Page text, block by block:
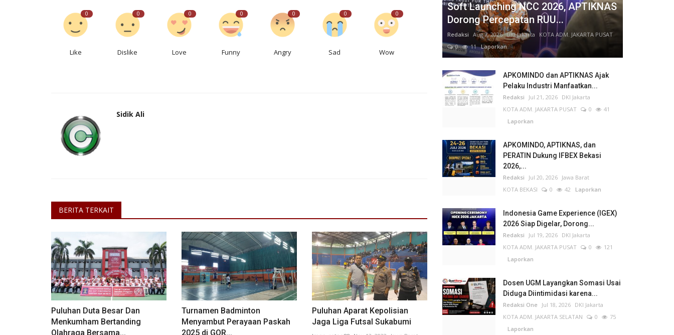
0
Like
0
Dislike
0
Love
0
Funny
0
Angry
0
Sad
0
Wow
Sidik Ali
BERITA TERKAIT
Puluhan Duta Besar Dan
Menkumham Bertanding
Olahraga Bersama...
Turnamen Badminton
Menyambut Perayaan Paskah
2025 di GOR...
Puluhan Aparat Kepolisian
Jaga Liga Futsal Sukabumi
Soft Launching NCC 2026, APTIKNAS
Dorong Percepatan RUU...
Redaksi Aug 7, 2026 DKI Jakarta
KOTA ADM. JAKARTA PUSAT
0
11Laporkan
APKOMINDO dan APTIKNAS Ajak
Pelaku Industri Manfaatkan...
Redaksi Jul 21, 2026 DKI Jakarta
KOTA ADM. JAKARTA PUSAT
0
41
Laporkan
APKOMINDO, APTIKNAS, dan
PERATIN Dukung IFBEX Bekasi
2026,...
Redaksi Jul 20, 2026 Jawa Barat
KOTA BEKASI
0 42 Laporkan
Indonesia Game Experience (IGEX)
2026 Siap Digelar, Dorong...
Redaksi Jul 19, 2026 DKI Jakarta
KOTA ADM. JAKARTA PUSAT
0
121
Laporkan
Dosen UGM Layangkan Somasi Usai
Diduga Diintimidasi karena...
Redaksi One Jul 18, 2026 DKI Jakarta
KOTA ADM. JAKARTA SELATAN
0
75
Laporkan